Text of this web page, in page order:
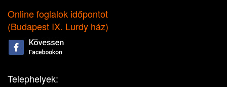
Online foglalok időpontot
(Budapest IX. Lurdy ház)
Telephelyek: